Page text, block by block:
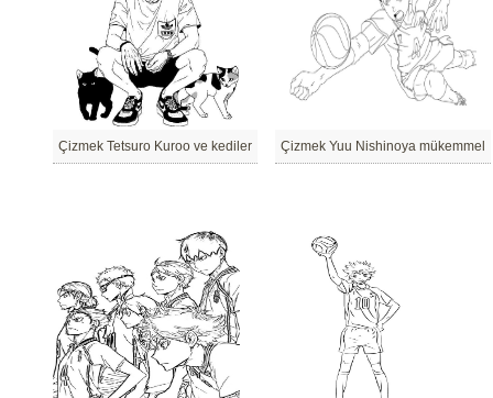
Çizmek Tetsuro Kuroo ve kediler Çizmek Yuu Nishinoya mükemmel